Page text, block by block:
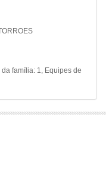
família: 1, Equipes de